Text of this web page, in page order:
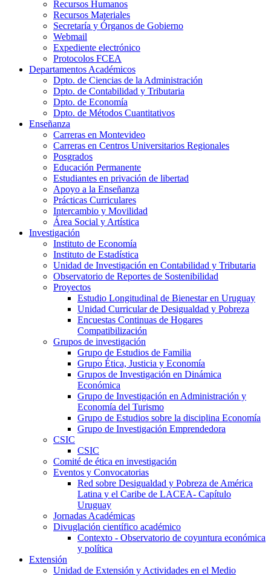
Recursos Humanos
Recursos Materiales
Secretaría y Órganos de Gobierno
Webmail
Expediente electrónico
Protocolos FCEA
Departamentos Académicos
Dpto. de Ciencias de la Administración
Dpto. de Contabilidad y Tributaria
Dpto. de Economía
Dpto. de Métodos Cuantitativos
Enseñanza
Carreras en Montevideo
Carreras en Centros Universitarios Regionales
Posgrados
Educación Permanente
Estudiantes en privación de libertad
Apoyo a la Enseñanza
Prácticas Curriculares
Intercambio y Movilidad
Área Social y Artística
Investigación
Instituto de Economía
Instituto de Estadística
Unidad de Investigación en Contabilidad y Tributaria
Observatorio de Reportes de Sostenibilidad
Proyectos
Estudio Longitudinal de Bienestar en Uruguay
Unidad Curricular de Desigualdad y Pobreza
Encuestas Continuas de Hogares
Compatibilización
Grupos de investigación
Grupo de Estudios de Familia
Grupo Ética, Justicia y Economía
Grupos de Investigación en Dinámica
Económica
Grupo de Investigación en Administración y
Economía del Turismo
Grupo de Estudios sobre la disciplina Economía
Grupo de Investigación Emprendedora
CSIC
CSIC
Comité de ética en investigación
Eventos y Convocatorias
Red sobre Desigualdad y Pobreza de América
Latina y el Caribe de LACEA- Capítulo
Uruguay
Jornadas Académicas
Divuglación científico académico
Contexto - Observatorio de coyuntura económica
y política
Extensión
Unidad de Extensión y Actividades en el Medio